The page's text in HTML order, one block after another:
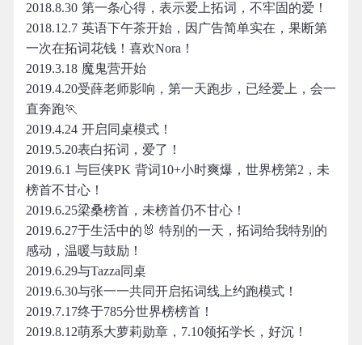
2018.8.30 第一条心得，表示爱上拓词，不牢固的爱！
2018.12.7 英语下午茶开始，因广告简单实在，果断第
一次在拓词花钱！喜欢Nora！
2019.3.18 魔鬼营开始
2019.4.20受薛老师影响，第一天跑步，已经爱上，会一
直奔跑🏃
2019.4.24 开启同桌模式！
2019.5.20表白拓词，爱了！
2019.6.1 与巨侠PK 背词10+小时爽爆，世界榜第2，未
榜首不甘心！
2019.6.25梁桑榜首，未榜首仍不甘心！
2019.6.27于生活中的🐰 特别的一天，拓词给我特别的
感动，温暖与鼓励！
2019.6.29与Tazza同桌
2019.6.30与张一一共同开启拓词线上约跑模式！
2019.7.17终于785分世界榜榜首！
2019.8.12萌系大萝莉勋章，7.10领拓学长，好沉！